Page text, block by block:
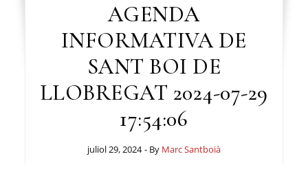
AGENDA
INFORMATIVA DE
SANT BOI DE
LLOBREGAT 2024-07-29
17:54:06
juliol 29, 2024 - By Marc Santboià